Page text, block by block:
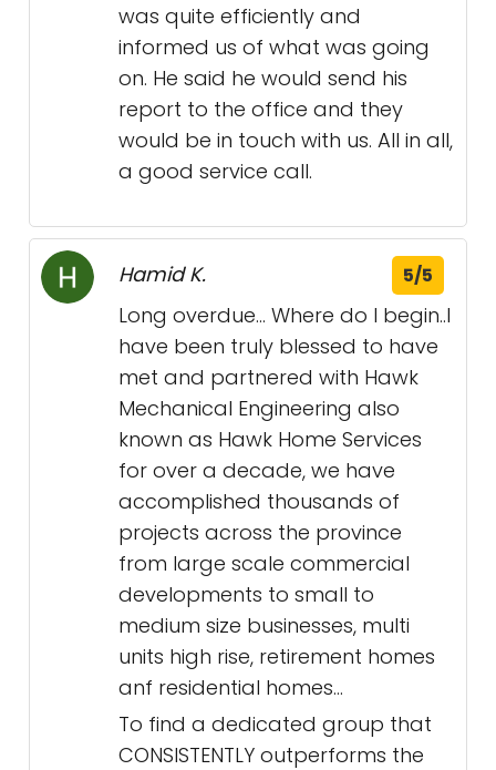
was quite efficiently and
informed us of what was going
on. He said he would send his
report to the office and they
would be in touch with us. All in all,
a good service call.
Hamid K. 5/5
Long overdue... Where do I begin..I
have been truly blessed to have
met and partnered with Hawk
Mechanical Engineering also
known as Hawk Home Services
for over a decade, we have
accomplished thousands of
projects across the province
from large scale commercial
developments to small to
medium size businesses, multi
units high rise, retirement homes
anf residential homes...
To find a dedicated group that
CONSISTENTLY outperforms the